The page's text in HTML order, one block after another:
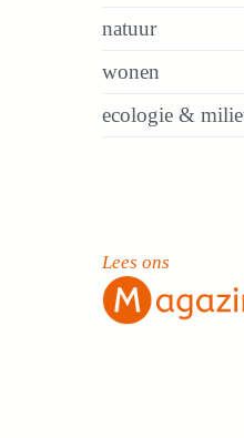
natuur
wonen
ecologie &
Lees ons